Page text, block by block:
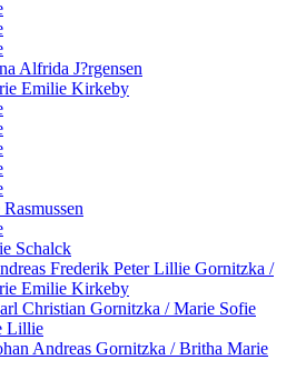
Alfrida J?rgensen
Emilie Kirkeby
Schalck
Frederik Peter Lillie Gornitzka /
Emilie Kirkeby
Christian Gornitzka / Marie Sofie
Lillie
Andreas Gornitzka / Britha Marie